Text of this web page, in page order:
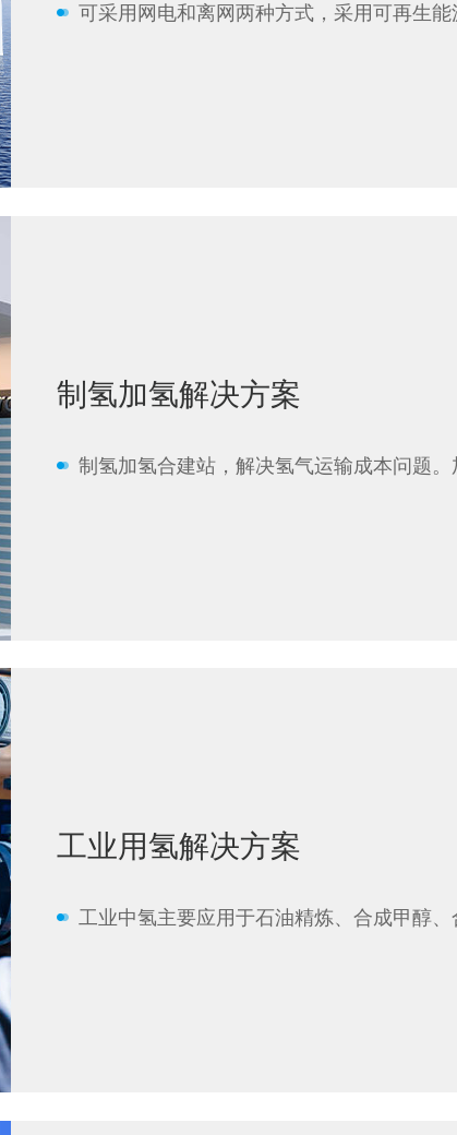
可采用网电和离网两种方式，采用可再生
制氢加氢解决方案
制氢加氢合建站，解决氢气运输成本问题
工业用氢解决方案
工业中氢主要应用于石油精炼、合成甲醇